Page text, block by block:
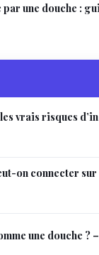
une douche :
vrais risques
on connecter sur
une douche ?